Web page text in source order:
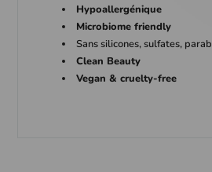
Hypoallergénique
Microbiome friendly
Sans silicones, sulfates,
Clean Beauty
Vegan & cruelty-free